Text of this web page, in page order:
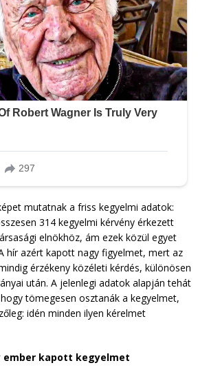
mutatnak a friss kegyelmi adatok:
314 kegyelmi kérvény érkezett
elnökhöz, ám ezek közül egyet
hír azért kapott nagy figyelmet, mert az
érzékeny közéleti kérdés, különösen
után. A jelenlegi adatok alapján tehát
tömegesen osztanák a kegyelmet,
idén minden ilyen kérelmet
ember kapott kegyelmet